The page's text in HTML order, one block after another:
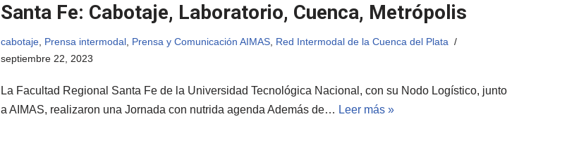
Santa Fe: Cabotaje, Laboratorio, Cuenca, Metrópolis
cabotaje Prensa intermodal Prensa y Comunicación AIMAS Red Intermodal de la Cuenca del Plata
septiembre 22, 2023
La Facultad Regional Santa Fe de la Universidad Tecnológica Nacional, con su Nodo Logístico, junto
a AIMAS, realizaron una Jornada con nutrida agenda Además de… Leer más »